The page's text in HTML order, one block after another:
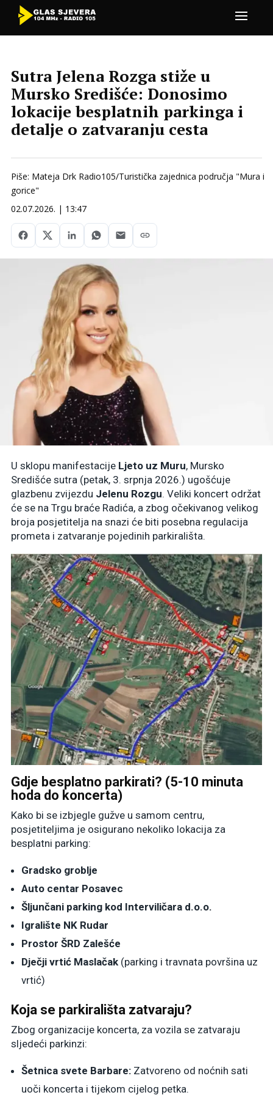
Sutra Jelena Rozga stiže u
Mursko Središće: Donosimo
lokacije besplatnih parkinga i
detalje o zatvaranju cesta
Piše: Mateja Drk Radio105/Turistička zajednica područja "Mura i
gorice"
02.07.2026. | 13:47
U sklopu manifestacije Ljeto uz Muru, Mursko
Središće sutra (petak, 3. srpnja 2026.) ugošćuje
glazbenu zvijezdu Jelenu Rozgu. Veliki koncert održat
će se na Trgu braće Radića, a zbog očekivanog velikog
broja posjetitelja na snazi će biti posebna regulacija
prometa i zatvaranje pojedinih parkirališta.
Gdje besplatno parkirati? (5-10 minuta
hoda do koncerta)
Kako bi se izbjegle gužve u samom centru,
posjetiteljima je osigurano nekoliko lokacija za
besplatni parking:
Gradsko groblje
Auto centar Posavec
Šljunčani parking kod Interviličara d.o.o.
Igralište NK Rudar
Prostor ŠRD Zalešće
Dječji vrtić Maslačak (parking i travnata površina uz
vrtić)
Koja se parkirališta zatvaraju?
Zbog organizacije koncerta, za vozila se zatvaraju
sljedeći parkinzi:
Šetnica svete Barbare: Zatvoreno od noćnih sati
uoči koncerta i tijekom cijelog petka.